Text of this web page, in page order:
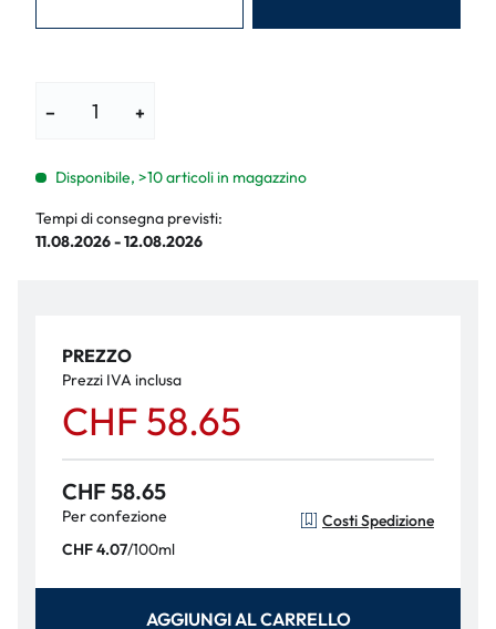
− +
Disponibile, >10 articoli in magazzino
Tempi di consegna previsti:
11.08.2026 - 12.08.2026
PREZZO
Prezzi IVA inclusa
CHF 58.65
CHF 58.65
Per confezione
CHF 4.07/100ml
Costi Spedizione
AGGIUNGI AL CARRELLO